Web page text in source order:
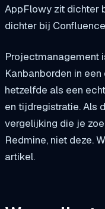
AppFlowy zit dichter
dichter bij
Projectmanagement
Kanbanborden in
hetzelfde als een
en tijdregistratie. Als
vergelijking die je
Redmine, niet deze.
artikel.